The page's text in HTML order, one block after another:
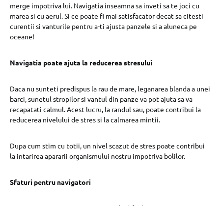
merge impotriva lui. Navigatia inseamna sa inveti sa te joci cu
marea si cu aerul. Si ce poate fi mai satisfacator decat sa citesti
curentii si vanturile pentru a-ti ajusta panzele si a aluneca pe
oceane!
Navigatia poate ajuta la reducerea stresului
Daca nu sunteti predispus la rau de mare, leganarea blanda a unei
barci, sunetul stropilor si vantul din panze va pot ajuta sa va
recapatati calmul. Acest lucru, la randul sau, poate contribui la
reducerea nivelului de stres si la calmarea mintii.
Dupa cum stim cu totii, un nivel scazut de stres poate contribui
la intarirea apararii organismului nostru impotriva bolilor.
Sfaturi pentru navigatori